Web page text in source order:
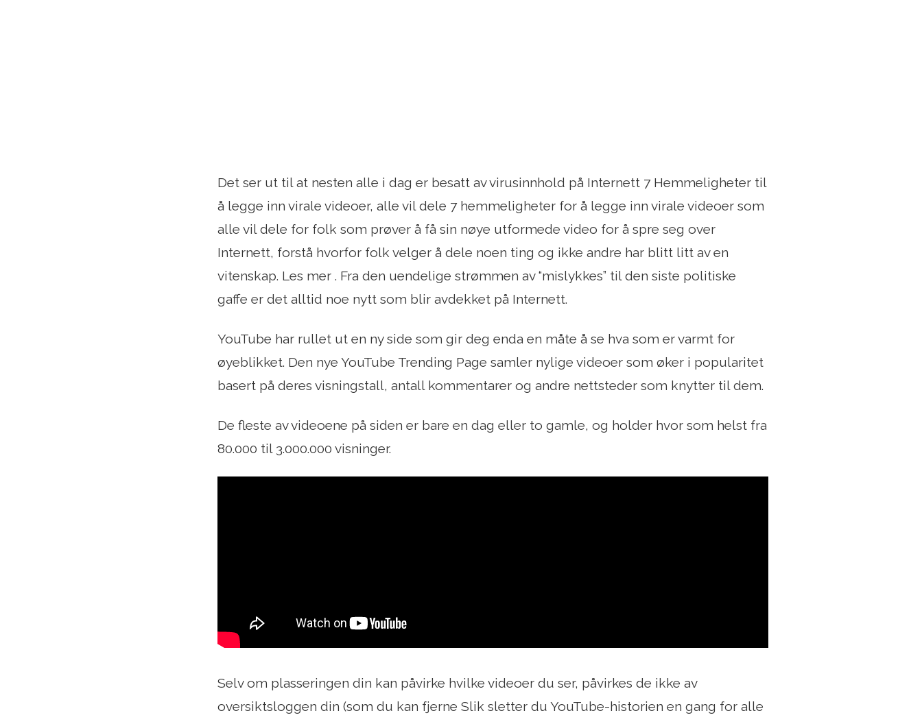
Det ser ut til at nesten alle i dag er besatt av virusinnhold på Internett 7 Hemmeligheter til
å legge inn virale videoer, alle vil dele 7 hemmeligheter for å legge inn virale videoer som
alle vil dele for folk som prøver å få sin nøye utformede video for å spre seg over
Internett, forstå hvorfor folk velger å dele noen ting og ikke andre har blitt litt av en
vitenskap. Les mer . Fra den uendelige strømmen av “mislykkes” til den siste politiske
gaffe er det alltid noe nytt som blir avdekket på Internett.
YouTube har rullet ut en ny side som gir deg enda en måte å se hva som er varmt for
øyeblikket. Den nye YouTube Trending Page samler nylige videoer som øker i popularitet
basert på deres visningstall, antall kommentarer og andre nettsteder som knytter til dem.
De fleste av videoene på siden er bare en dag eller to gamle, og holder hvor som helst fra
80.000 til 3.000.000 visninger.
Selv om plasseringen din kan påvirke hvilke videoer du ser, påvirkes de ikke av
oversiktsloggen din (som du kan fjerne Slik sletter du YouTube-historien en gang for alle